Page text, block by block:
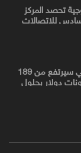
تحصد المركز
للاتصالات
حجم سوق الذكاء الاصطناعي العالمي سيرتفع من 189
2023 إلى 4.8 تريليونات دولار بحلول